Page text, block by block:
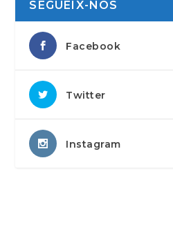
SEGUEIX-NOS
Facebook
Twitter
Instagram